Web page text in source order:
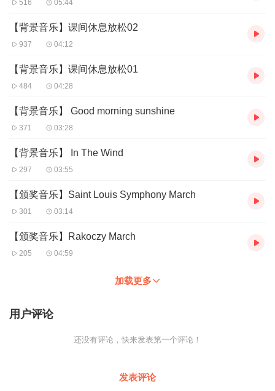
516 05:44
【背景音乐】课间休息放松02
937 04:12
【背景音乐】课间休息放松01
484 04:28
【背景音乐】 Good morning sunshine
371 03:28
【背景音乐】 In The Wind
297 03:55
【颁奖音乐】Saint Louis Symphony March
301 03:14
【颁奖音乐】Rakoczy March
205 04:59
加载更多
用户评论
还没有评论，快来发表第一个评论！
发表评论